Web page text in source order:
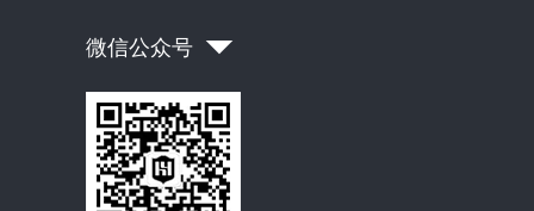
微信公众号